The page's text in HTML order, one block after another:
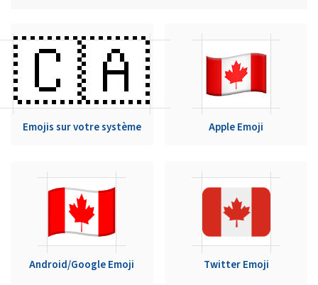
🇨🇦
Emojis sur votre système Apple Emoji
Android/Google Emoji Twitter Emoji